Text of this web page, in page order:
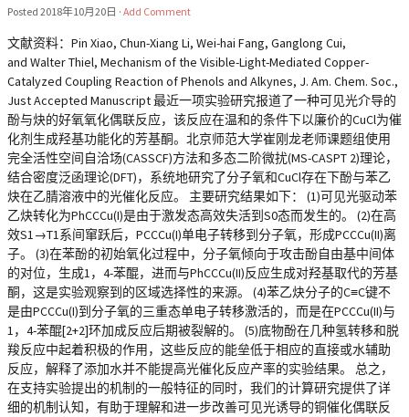
Posted 2018年10月20日 · Add Comment
文献资料：Pin Xiao, Chun-Xiang Li, Wei-hai Fang, Ganglong Cui,
and Walter Thiel, Mechanism of the Visible-Light-Mediated Copper-
Catalyzed Coupling Reaction of Phenols and Alkynes, J. Am. Chem. Soc.,
Just Accepted Manuscript 最近一项实验研究报道了一种可见光介导的
酚与炔的好氧氧化偶联反应，该反应在温和的条件下以廉价的CuCl为催
化剂生成羟基功能化的芳基酮。北京师范大学崔刚龙老师课题组使用
完全活性空间自洽场(CASSCF)方法和多态二阶微扰(MS-CASPT 2)理论，
结合密度泛函理论(DFT)，系统地研究了分子氧和CuCl存在下酚与苯乙
炔在乙腈溶液中的光催化反应。 主要研究结果如下： (1)可见光驱动苯
乙炔转化为PhCCCu(I)是由于激发态高效失活到S0态而发生的。 (2)在高
效S1→T1系间窜跃后，PCCCu(I)单电子转移到分子氧，形成PCCCu(II)离
子。 (3)在苯酚的初始氧化过程中，分子氧倾向于攻击酚自由基中间体
的对位，生成1，4-苯醌，进而与PhCCCu(II)反应生成对羟基取代的芳基
酮，这是实验观察到的区域选择性的来源。 (4)苯乙炔分子的C≡C键不
是由PCCCu(I)到分子氧的三重态单电子转移激活的，而是在PCCCu(II)与
1，4-苯醌[2+2]环加成反应后期被裂解的。 (5)底物酚在几种氢转移和脱
羧反应中起着积极的作用，这些反应的能垒低于相应的直接或水辅助
反应，解释了添加水并不能提高光催化反应产率的实验结果。 总之，
在支持实验提出的机制的一般特征的同时，我们的计算研究提供了详
细的机制认知，有助于理解和进一步改善可见光诱导的铜催化偶联反